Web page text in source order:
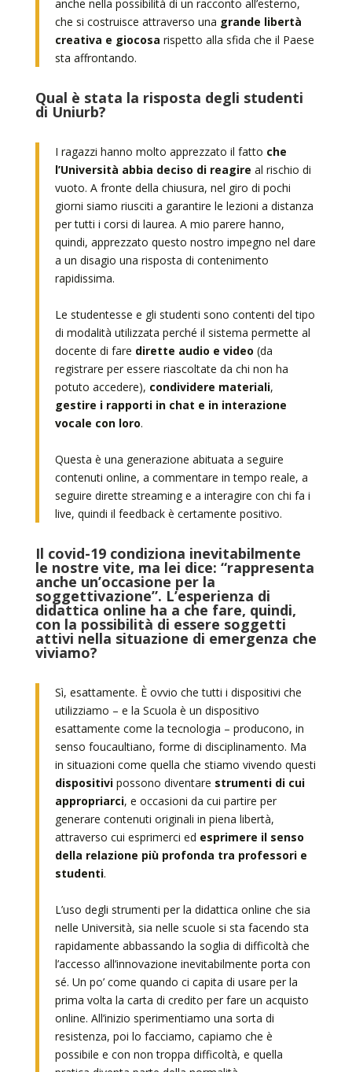
anche nella possibilità di un racconto all’esterno,
che si costruisce attraverso una grande libertà
creativa e giocosa rispetto alla sfida che il Paese
sta affrontando.
Qual è stata la risposta degli studenti
di Uniurb?
I ragazzi hanno molto apprezzato il fatto che
l’Università abbia deciso di reagire al rischio di
vuoto. A fronte della chiusura, nel giro di pochi
giorni siamo riusciti a garantire le lezioni a distanza
per tutti i corsi di laurea. A mio parere hanno,
quindi, apprezzato questo nostro impegno nel dare
a un disagio una risposta di contenimento
rapidissima.
Le studentesse e gli studenti sono contenti del tipo
di modalità utilizzata perché il sistema permette al
docente di fare dirette audio e video (da
registrare per essere riascoltate da chi non ha
potuto accedere), condividere materiali,
gestire i rapporti in chat e in interazione
vocale con loro.
Questa è una generazione abituata a seguire
contenuti online, a commentare in tempo reale, a
seguire dirette streaming e a interagire con chi fa i
live, quindi il feedback è certamente positivo.
Il covid-19 condiziona inevitabilmente
le nostre vite, ma lei dice: “rappresenta
anche un’occasione per la
soggettivazione”. L’esperienza di
didattica online ha a che fare, quindi,
con la possibilità di essere soggetti
attivi nella situazione di emergenza che
viviamo?
Sì, esattamente. È ovvio che tutti i dispositivi che
utilizziamo – e la Scuola è un dispositivo
esattamente come la tecnologia – producono, in
senso foucaultiano, forme di disciplinamento. Ma
in situazioni come quella che stiamo vivendo questi
dispositivi possono diventare strumenti di cui
appropriarci, e occasioni da cui partire per
generare contenuti originali in piena libertà,
attraverso cui esprimerci ed esprimere il senso
della relazione più profonda tra professori e
studenti.
L’uso degli strumenti per la didattica online che sia
nelle Università, sia nelle scuole si sta facendo sta
rapidamente abbassando la soglia di difficoltà che
l’accesso all’innovazione inevitabilmente porta con
sé. Un po’ come quando ci capita di usare per la
prima volta la carta di credito per fare un acquisto
online. All’inizio sperimentiamo una sorta di
resistenza, poi lo facciamo, capiamo che è
possibile e con non troppa difficoltà, e quella